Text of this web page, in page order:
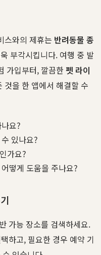
스와의 제휴는 반려동물 종
부각시킵니다. 여행 중 발
가입부터, 깔끔한펫 라이
것을 한 앱에서 해결할 수
요?
있나요?
가요?
떻게 도움을 주나요?
가능 장소를 검색하세요.
하고, 필요한 경우 예약 기